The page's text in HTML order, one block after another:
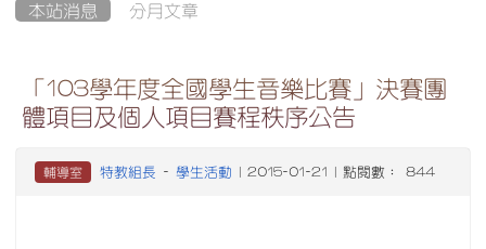
本站消息 分月文章
「103學年度全國學生音樂比賽」決賽團
體項目及個人項目賽程秩序公告
輔導室 特教組長 - 學生活動 | 2015-01-21 | 點閱數： 844